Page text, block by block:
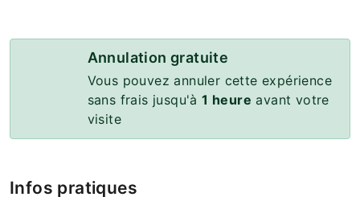
Annulation gratuite
Vous pouvez annuler cette expérience
sans frais jusqu'à1 heure avant votre
visite
Infos pratiques